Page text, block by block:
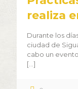
realiza
Durante los
ciudad de
cabo un
[…]